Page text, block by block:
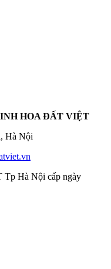
HOA ĐẤT VIỆT
Hà Nội
Hà Nội cấp ngày